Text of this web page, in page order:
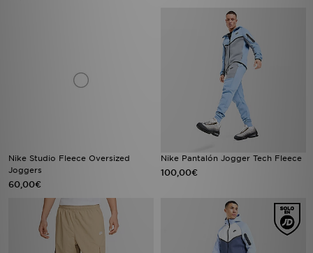
Nike Studio Fleece Oversized
Joggers
60,00€
Nike Pantalón Jogger Tech Fleece
100,00€